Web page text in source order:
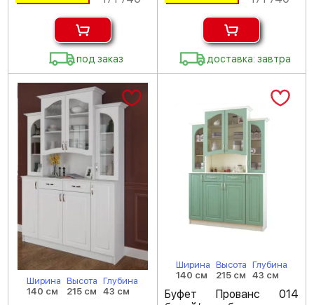
под заказ доставка: завтра
Ширина
140 см
Высота
215 см
Глубина
43 см
Ширина
140 см
Высота
215 см
Глубина
43 см
Буфет Прованс 014